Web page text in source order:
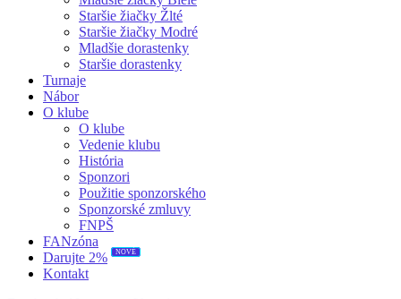
Staršie žiačky Žlté
Staršie žiačky Modré
Mladšie dorastenky
Staršie dorastenky
Turnaje
Nábor
O klube
O klube
Vedenie klubu
História
Sponzori
Použitie sponzorského
Sponzorské zmluvy
FNPŠ
FANzóna
Darujte 2%
NOVÉ
Kontakt